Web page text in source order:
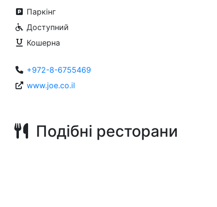
Паркінг
Доступний
Кошерна
+972-8-6755469
www.joe.co.il
Подібні ресторани